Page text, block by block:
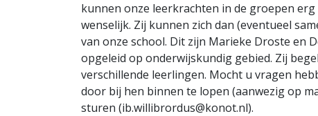
kunnen onze leerkrachten in de groepen
wenselijk. Zij kunnen zich dan (eventueel
van onze school. Dit zijn Marieke Droste en
opgeleid op onderwijskundig gebied. Zij
verschillende leerlingen. Mocht u vragen
door bij hen binnen te lopen (aanwezig op
sturen (ib.willibrordus@konot.nl).